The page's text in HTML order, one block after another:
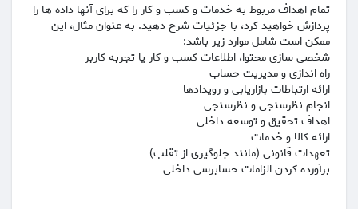
تمام اهداف مربوط به خدمات و کسب و کار را که برای آنها داده ها را
پردازش خواهید کرد، با جزئیات شرح دهید. به عنوان مثال، این
ممکن است شامل موارد زیر باشد:
شخصی سازی محتوا، اطلاعات کسب و کار یا تجربه کاربر
راه اندازی و مدیریت حساب
ارائه ارتباطات بازاریابی و رویدادها
انجام نظرسنجی و نظرسنجی
اهداف تحقیق و توسعه داخلی
ارائه کالا و خدمات
تعهدات قانونی (مانند جلوگیری از تقلب)
برآورده کردن الزامات حسابرسی داخلی